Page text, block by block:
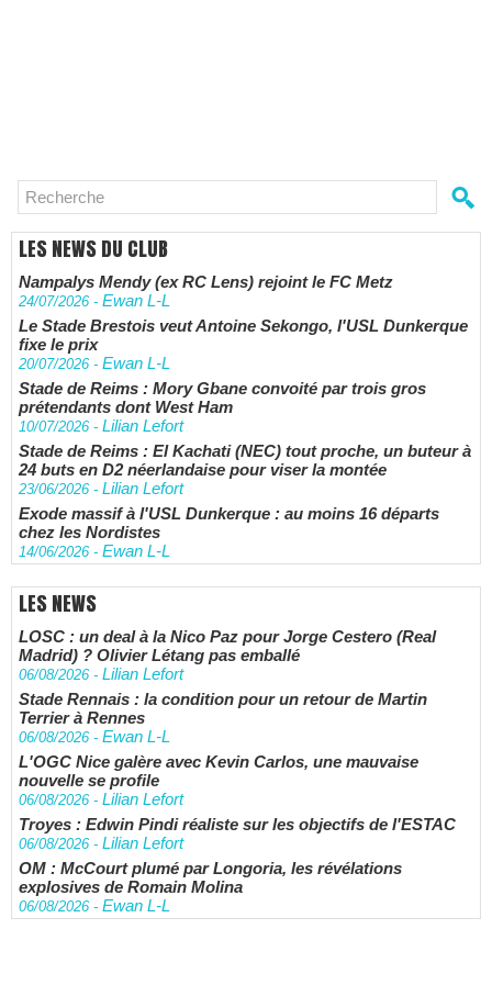
LES NEWS DU CLUB
Nampalys Mendy (ex RC Lens) rejoint le FC Metz
24/07/2026 - Ewan L-L
Le Stade Brestois veut Antoine Sekongo, l'USL Dunkerque
fixe le prix
20/07/2026 - Ewan L-L
Stade de Reims : Mory Gbane convoité par trois gros
prétendants dont West Ham
10/07/2026 - Lilian Lefort
Stade de Reims : El Kachati (NEC) tout proche, un buteur à
24 buts en D2 néerlandaise pour viser la montée
23/06/2026 - Lilian Lefort
Exode massif à l'USL Dunkerque : au moins 16 départs
chez les Nordistes
14/06/2026 - Ewan L-L
LES NEWS
LOSC : un deal à la Nico Paz pour Jorge Cestero (Real
Madrid) ? Olivier Létang pas emballé
06/08/2026 - Lilian Lefort
Stade Rennais : la condition pour un retour de Martin
Terrier à Rennes
06/08/2026 - Ewan L-L
L'OGC Nice galère avec Kevin Carlos, une mauvaise
nouvelle se profile
06/08/2026 - Lilian Lefort
Troyes : Edwin Pindi réaliste sur les objectifs de l'ESTAC
06/08/2026 - Lilian Lefort
OM : McCourt plumé par Longoria, les révélations
explosives de Romain Molina
06/08/2026 - Ewan L-L